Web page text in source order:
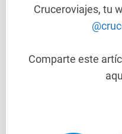
Cruceroviajes, tu
Comparte este